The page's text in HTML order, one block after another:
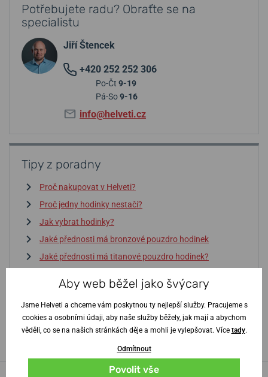
Potřebujete radu? Obraťte se na
specialistu
Jiří Štencek
+420 252 252 306
Po-Čt 9-19
Pá-So9-16
info@helveti.cz
Tipy z poradny
Proč nakupovat v Helveti?
Proč jedny hodinky nestačí?
Jak vybrat hodinky?
Jaké přednosti má bronzové pouzdro hodinek
Jaké přednosti má titanové pouzdro hodinek?
↓ Vstoupit do poradny
Aby web běžel jako švýcary
Jsme Helveti a chceme vám poskytnou ty nejlepší služby. Pracujeme s
cookies a osobními údaji, aby naše služby běžely, jak mají a abychom
věděli, co se na našich stránkách děje a mohli je vylepšovat. Více tady.
Odmítnout
Povolit vše